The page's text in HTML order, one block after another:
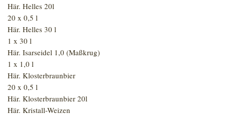
Här. Helles 20l
20 x 0,5 l
Här. Helles 30 l
1 x 30 l
Här. Isarseidel 1,0 (Maßkrug)
1 x 1,0 l
Här. Klosterbraunbier
20 x 0,5 l
Här. Klosterbraunbier 20l
Här. Kristall-Weizen